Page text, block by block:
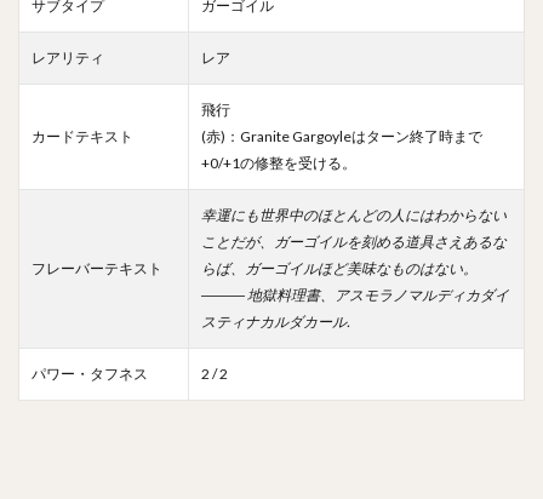
サブタイプ ガーゴイル
レアリティ レア
カードテキスト
飛行
(赤)：Granite Gargoyleはターン終了時まで
+0/+1の修整を受ける。
フレーバーテキスト
幸運にも世界中のほとんどの人にはわからない
ことだが、ガーゴイルを刻める道具さえあるな
らば、ガーゴイルほど美味なものはない。
――― 地獄料理書、アスモラノマルディカダイ
スティナカルダカール.
パワー・タフネス 2 / 2